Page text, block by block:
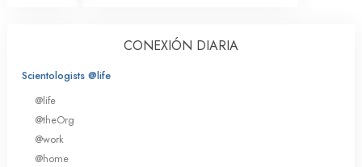
CONEXIÓN DIARIA
Scientologists @life
@life
@theOrg
@work
@home